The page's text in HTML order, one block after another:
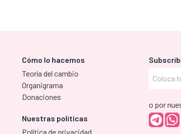
Cómo lo hacemos
Teoría del cambio
Organigrama
Donaciones
Nuestras políticas
Política de privacidad
o por